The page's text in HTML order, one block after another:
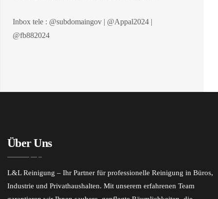
Inbox tele : @subdomaingov | @Appal2024 |
@fb882024
Über Uns
L&L Reinigung – Ihr Partner für professionelle Reinigung in Büros,
Industrie und Privathaushalten. Mit unserem erfahrenen Team